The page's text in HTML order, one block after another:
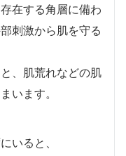
在する角層に備わ
刺激から肌を守る
、肌荒れなどの肌
います。
いると、